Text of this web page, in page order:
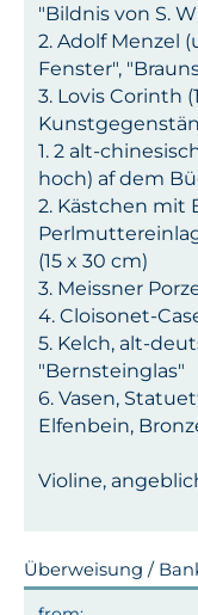
"Bildnis von S.
2. Adolf Menzel
Fenster",
3. Lovis Corinth
1. 2 alt-
hoch) af dem
2. Kästchen mit
(15 x 30 cm)
3. Meissner
4. Cloisonet-
5. Kelch, alt-
"Bernsteinglas"
6. Vasen,
Elfenbein,
Violine,
Überweisung /